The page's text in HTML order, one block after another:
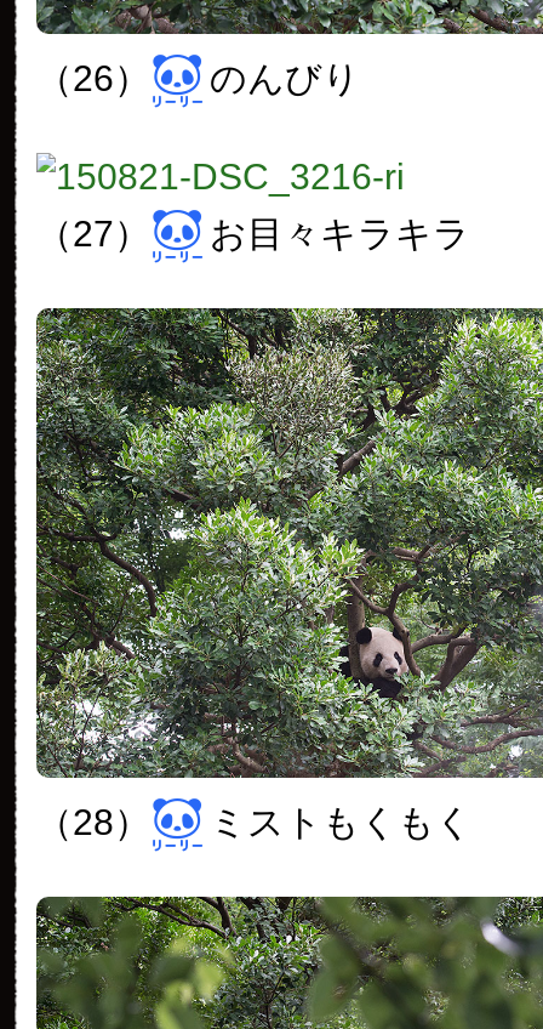
（26） のんびり
（27） お目々キラキラ
（28） ミストもくもく